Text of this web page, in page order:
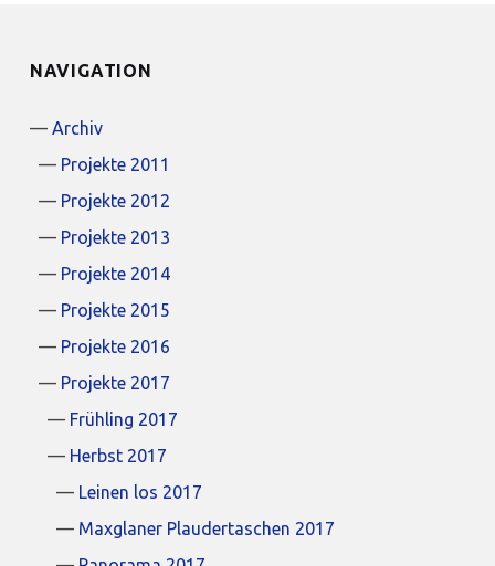
NAVIGATION
Archiv
Projekte 2011
Projekte 2012
Projekte 2013
Projekte 2014
Projekte 2015
Projekte 2016
Projekte 2017
Frühling 2017
Herbst 2017
Leinen los 2017
Maxglaner Plaudertaschen 2017